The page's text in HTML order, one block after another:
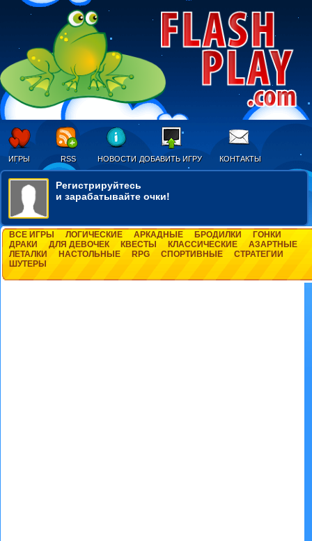
ИГРЫ RSS НОВОСТИ ДОБАВИТЬ ИГРУ КОНТАКТЫ
Регистрируйтесь
и зарабатывайте очки!
ВСЕ ИГРЫ ЛОГИЧЕСКИЕ АРКАДНЫЕ БРОДИЛКИ
ГОНКИ
ДРАКИ
ДЛЯ ДЕВОЧЕК КВЕСТЫ КЛАССИЧЕСКИЕ
АЗАРТНЫЕ
ЛЕТАЛКИ
НАСТОЛЬНЫЕ RPG СПОРТИВНЫЕ
СТРАТЕГИИ
ШУТЕРЫ